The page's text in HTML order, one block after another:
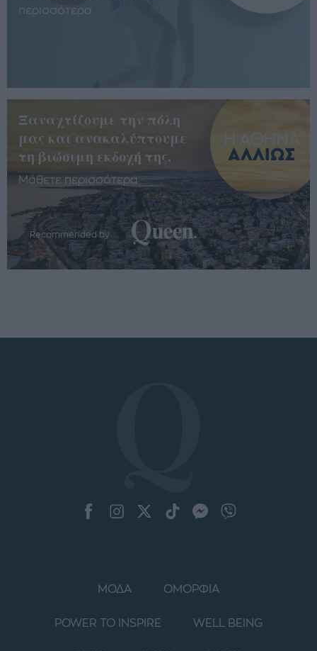
περισσότερα
Ξαναχτίζουμε την πόλη
μας και ανακαλύπτουμε
τη βιώσιμη εκδοχή της.
Μάθετε περισσότερα
Recommended by
ΜΟΔΑ ΟΜΟΡΦΙΑ
POWER TO INSPIRE WELL BEING